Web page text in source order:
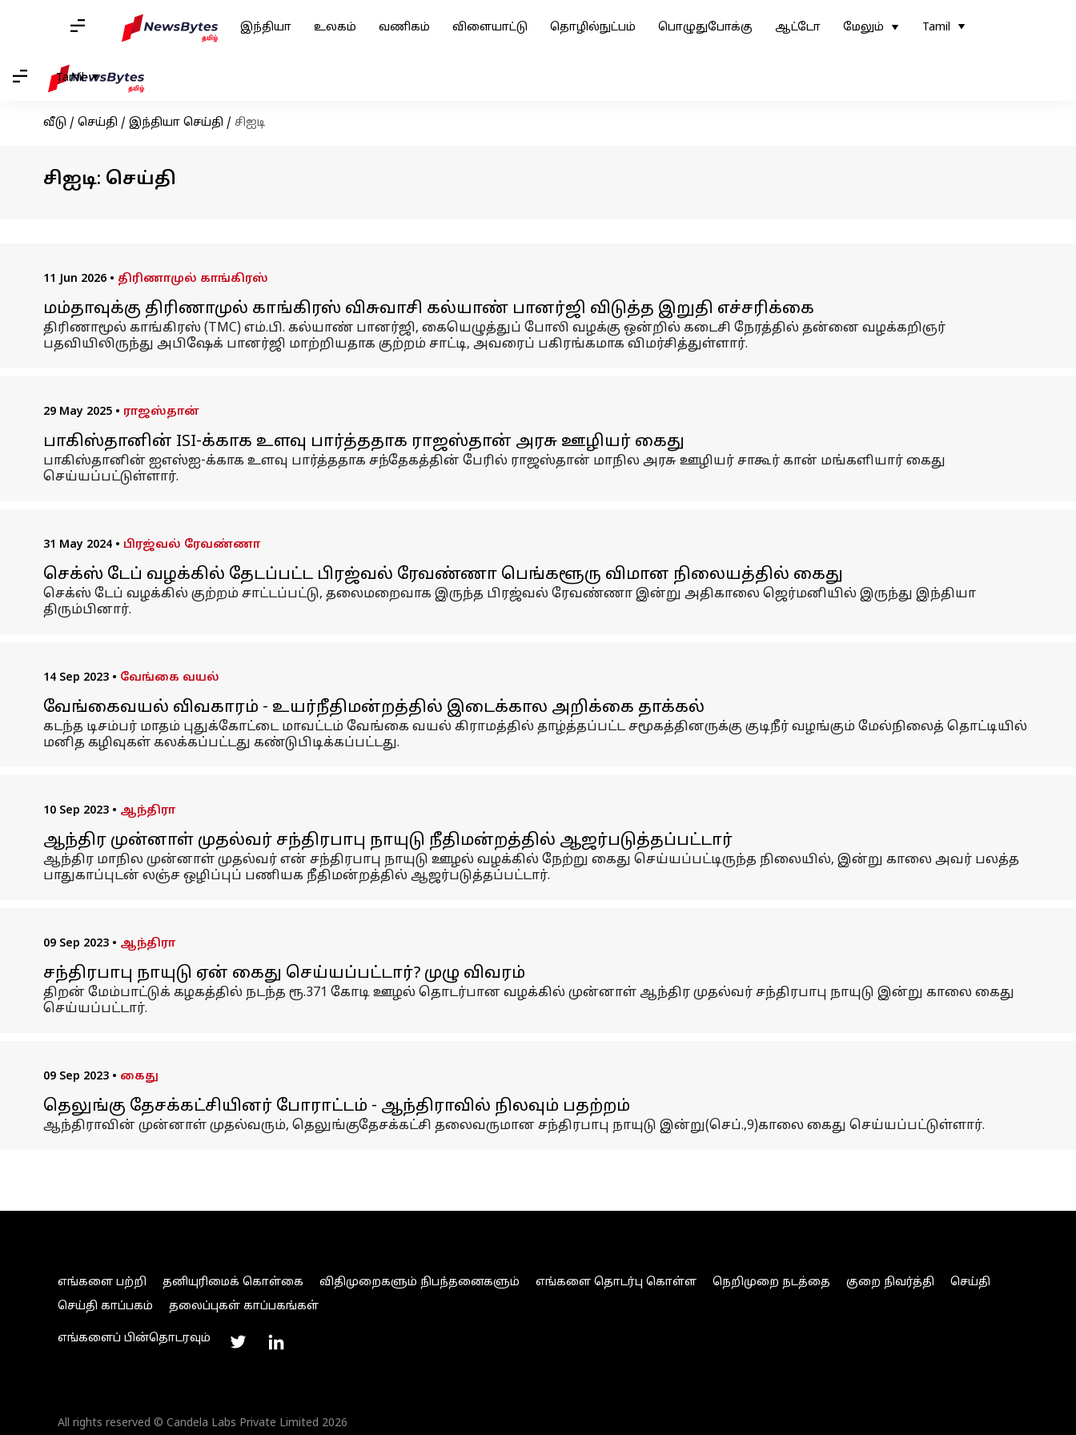
இந்தியா உலகம் வணிகம் விளையாட்டு தொழில்நுட்பம் பொழுதுபோக்கு ஆட்டோ மேலும் Tamil
Tamil
வீடு / செய்தி / இந்தியா செய்தி / சிஐடி
சிஐடி: செய்தி
11 Jun 2026 • திரிணாமுல் காங்கிரஸ்
மம்தாவுக்கு திரிணாமுல் காங்கிரஸ் விசுவாசி கல்யாண் பானர்ஜி விடுத்த இறுதி எச்சரிக்கை
திரிணாமூல் காங்கிரஸ் (TMC) எம்.பி. கல்யாண் பானர்ஜி, கையெழுத்துப் போலி வழக்கு ஒன்றில் கடைசி நேரத்தில் தன்னை வழக்கறிஞர்
பதவியிலிருந்து அபிஷேக் பானர்ஜி மாற்றியதாக குற்றம் சாட்டி, அவரைப் பகிரங்கமாக விமர்சித்துள்ளார்.
29 May 2025 • ராஜஸ்தான்
பாகிஸ்தானின் ISI-க்காக உளவு பார்த்ததாக ராஜஸ்தான் அரசு ஊழியர் கைது
பாகிஸ்தானின் ஐஎஸ்ஐ-க்காக உளவு பார்த்ததாக சந்தேகத்தின் பேரில் ராஜஸ்தான் மாநில அரசு ஊழியர் சாகூர் கான் மங்களியார் கைது
செய்யப்பட்டுள்ளார்.
31 May 2024 • பிரஜ்வல் ரேவண்ணா
செக்ஸ் டேப் வழக்கில் தேடப்பட்ட பிரஜ்வல் ரேவண்ணா பெங்களூரு விமான நிலையத்தில் கைது
செக்ஸ் டேப் வழக்கில் குற்றம் சாட்டப்பட்டு, தலைமறைவாக இருந்த பிரஜ்வல் ரேவண்ணா இன்று அதிகாலை ஜெர்மனியில் இருந்து இந்தியா
திரும்பினார்.
14 Sep 2023 • வேங்கை வயல்
வேங்கைவயல் விவகாரம் - உயர்நீதிமன்றத்தில் இடைக்கால அறிக்கை தாக்கல்
கடந்த டிசம்பர் மாதம் புதுக்கோட்டை மாவட்டம் வேங்கை வயல் கிராமத்தில் தாழ்த்தப்பட்ட சமூகத்தினருக்கு குடிநீர் வழங்கும் மேல்நிலைத் தொட்டியில்
மனித கழிவுகள் கலக்கப்பட்டது கண்டுபிடிக்கப்பட்டது.
10 Sep 2023 • ஆந்திரா
ஆந்திர முன்னாள் முதல்வர் சந்திரபாபு நாயுடு நீதிமன்றத்தில் ஆஜர்படுத்தப்பட்டார்
ஆந்திர மாநில முன்னாள் முதல்வர் என் சந்திரபாபு நாயுடு ஊழல் வழக்கில் நேற்று கைது செய்யப்பட்டிருந்த நிலையில், இன்று காலை அவர் பலத்த
பாதுகாப்புடன் லஞ்ச ஒழிப்புப் பணியக நீதிமன்றத்தில் ஆஜர்படுத்தப்பட்டார்.
09 Sep 2023 • ஆந்திரா
சந்திரபாபு நாயுடு ஏன் கைது செய்யப்பட்டார்? முழு விவரம்
திறன் மேம்பாட்டுக் கழகத்தில் நடந்த ரூ.371 கோடி ஊழல் தொடர்பான வழக்கில் முன்னாள் ஆந்திர முதல்வர் சந்திரபாபு நாயுடு இன்று காலை கைது
செய்யப்பட்டார்.
09 Sep 2023 • கைது
தெலுங்கு தேசக்கட்சியினர் போராட்டம் - ஆந்திராவில் நிலவும் பதற்றம்
ஆந்திராவின் முன்னாள் முதல்வரும், தெலுங்குதேசக்கட்சி தலைவருமான சந்திரபாபு நாயுடு இன்று(செப்.,9)காலை கைது செய்யப்பட்டுள்ளார்.
எங்களை பற்றி தனியுரிமைக் கொள்கை விதிமுறைகளும் நிபந்தனைகளும் எங்களை தொடர்பு கொள்ள நெறிமுறை நடத்தை குறை நிவர்த்தி
செய்தி
செய்தி காப்பகம்
தலைப்புகள் காப்பகங்கள்
எங்களைப் பின்தொடரவும்
All rights reserved © Candela Labs Private Limited 2026